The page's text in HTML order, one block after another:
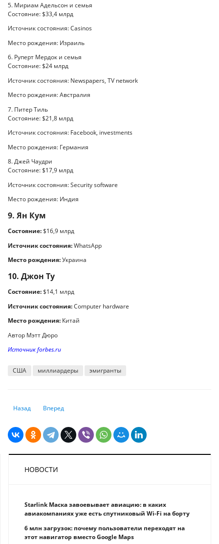
5. Мириам Адельсон и семья
Состояние: $33,4 млрд
Источник состояния: Casinos
Место рождения: Израиль
6. Руперт Мердок и семья
Состояние: $24 млрд
Источник состояния: Newspapers, TV network
Место рождения: Австралия
7. Питер Тиль
Состояние: $21,8 млрд
Источник состояния: Facebook, investments
Место рождения: Германия
8. Джей Чаудри
Состояние: $17,9 млрд
Источник состояния: Security software
Место рождения: Индия
9. Ян Кум
Состояние:$16,9 млрд
Источник состояния:WhatsApp
Место рождения:Украина
10. Джон Ту
Состояние:$14,1 млрд
Источник состояния:Computer hardware
Место рождения: Китай
Автор Мэтт Дюро
Источник forbes.ru
США миллиардеры эмигранты
Предыдущий: Илон Маск стал первым человеком в истории с
Назад Следующий: Кто разбогател на TikTok, Pop Mart и WeChat:
Вперед
НОВОСТИ
Starlink Маска завоевывает авиацию: в каких
авиакомпаниях уже есть спутниковый Wi-Fi на борту
6 млн загрузок: почему пользователи переходят на
этот навигатор вместо Google Maps